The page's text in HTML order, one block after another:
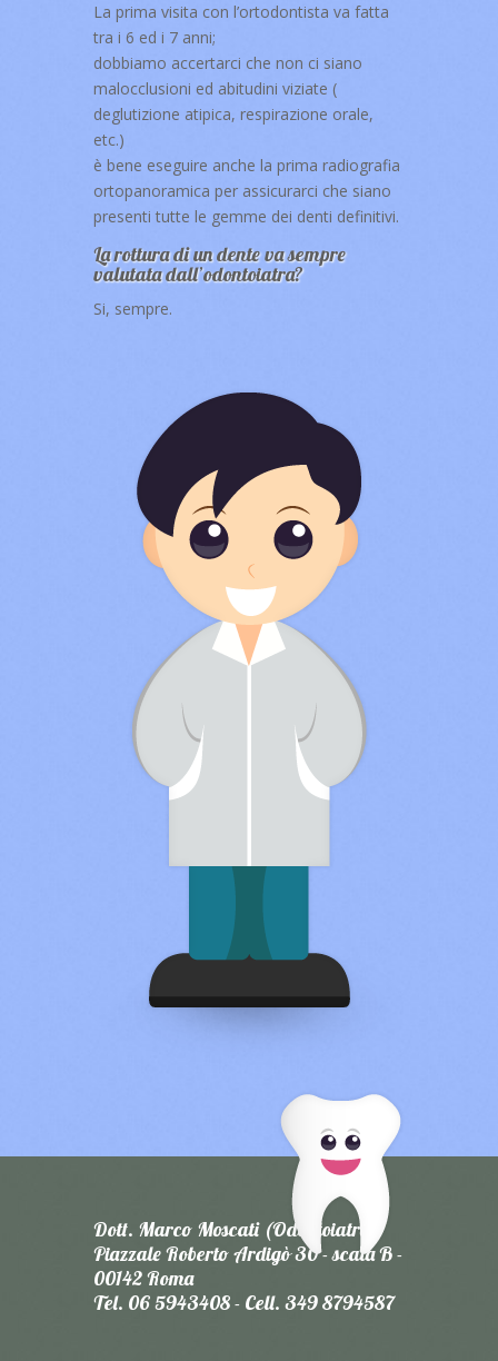
La prima visita con l’ortodontista va fatta
tra i 6 ed i 7 anni;
dobbiamo accertarci che non ci siano
malocclusioni ed abitudini viziate (
deglutizione atipica, respirazione orale,
etc.)
è bene eseguire anche la prima radiografia
ortopanoramica per assicurarci che siano
presenti tutte le gemme dei denti definitivi.
La rottura di un dente va sempre
valutata dall’odontoiatra?
Si, sempre.
Dott. Marco Moscati (Odontoiatra)
Piazzale Roberto Ardigò 30 - scala B -
00142 Roma
Tel. 06 5943408 - Cell. 349 8794587